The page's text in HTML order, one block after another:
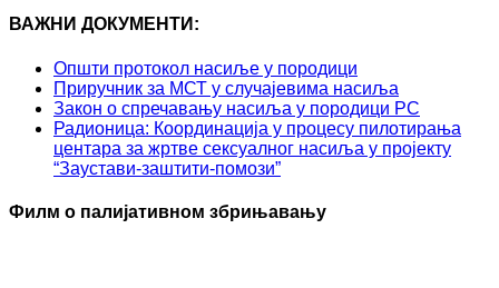
ВАЖНИ ДОКУМЕНТИ:
Општи протокол насиље у породици
Приручник за МСТ у случајевима насиља
Закон о спречавању насиља у породици РС
Радионица: Координација у процесу пилотирања
центара за жртве сексуалног насиља у пројекту
“Заустави-заштити-помози”
Филм о палијативном збрињавању